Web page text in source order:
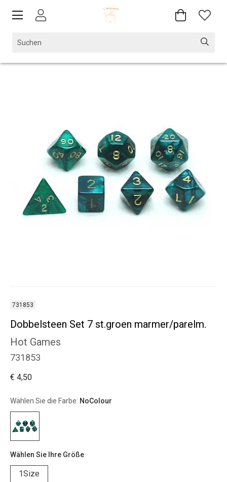
731853
Dobbelsteen Set 7 st.groen marmer/parelm.
Hot Games
731853
€ 4,50
Wählen Sie die Farbe: NoColour
Wählen Sie Ihre Größe
1Size